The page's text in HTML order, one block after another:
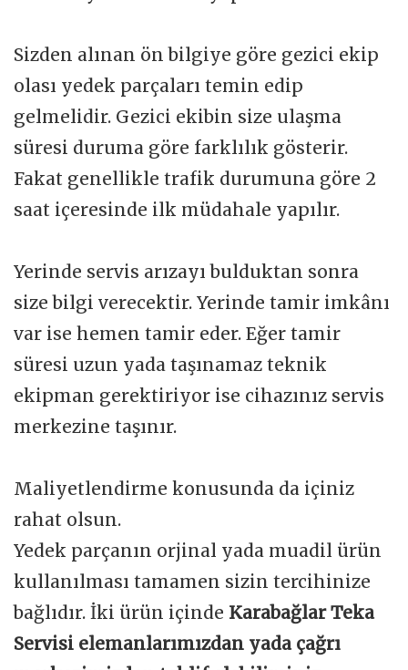
Sizden alınan ön bilgiye göre gezici ekip
olası yedek parçaları temin edip
gelmelidir. Gezici ekibin size ulaşma
süresi duruma göre farklılık gösterir.
Fakat genellikle trafik durumuna göre 2
saat içeresinde ilk müdahale yapılır.
Yerinde servis arızayı bulduktan sonra
size bilgi verecektir. Yerinde tamir imkânı
var ise hemen tamir eder. Eğer tamir
süresi uzun yada taşınamaz teknik
ekipman gerektiriyor ise cihazınız servis
merkezine taşınır.
Maliyetlendirme konusunda da içiniz
rahat olsun.
Yedek parçanın orjinal yada muadil ürün
kullanılması tamamen sizin tercihinize
bağlıdır. İki ürün içinde Karabağlar Teka
Servisi elemanlarımızdan yada çağrı